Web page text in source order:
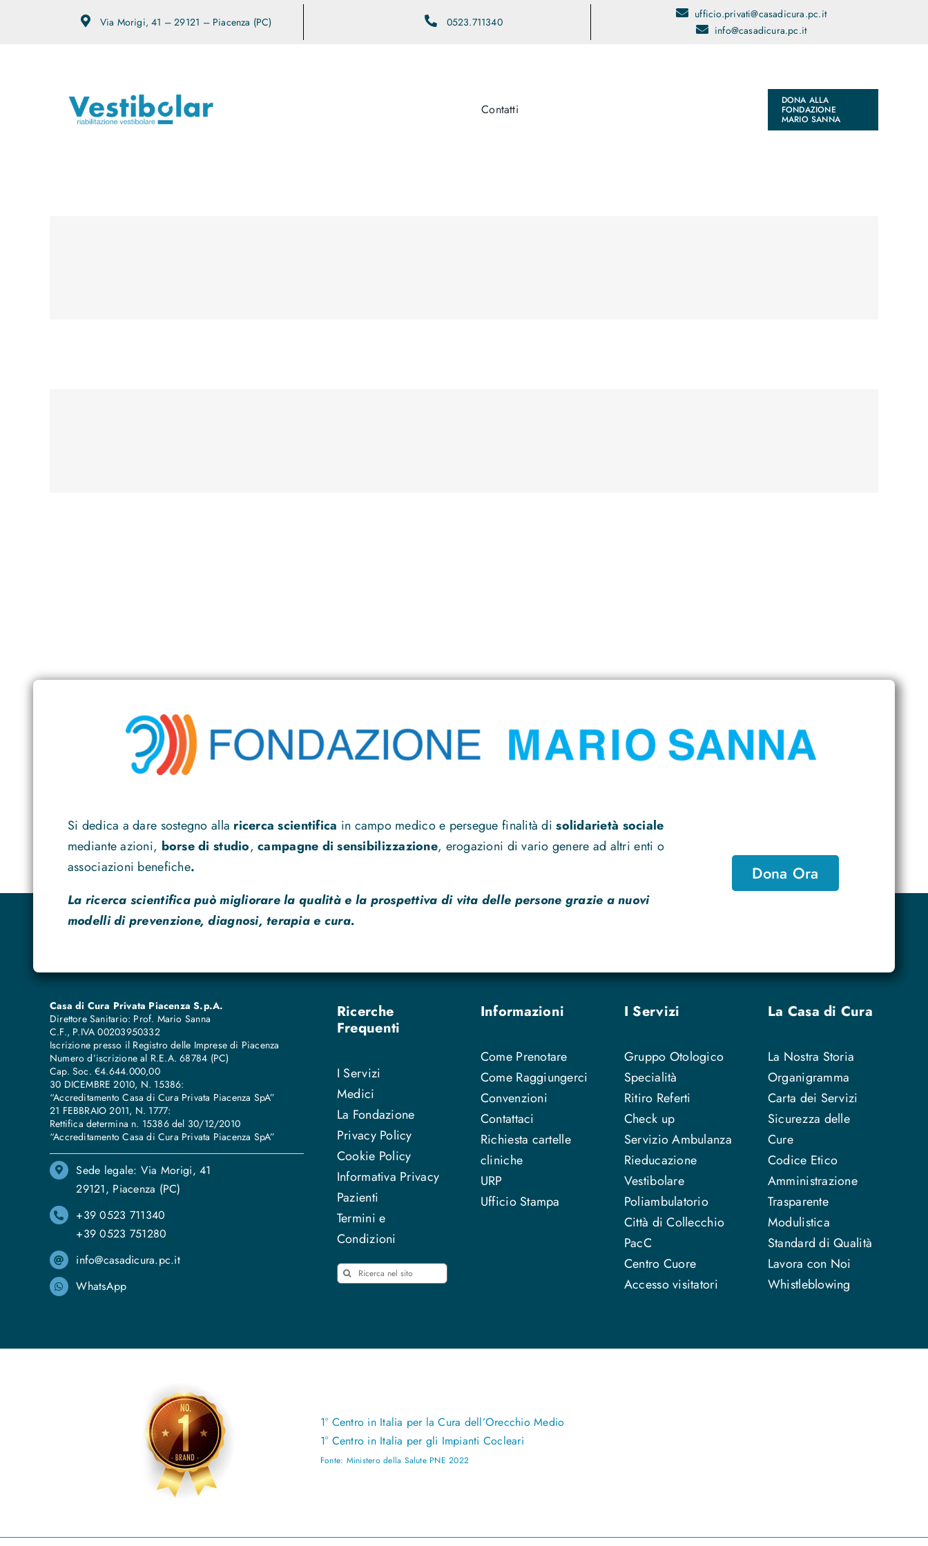
Via Morigi, 41 – 29121 – Piacenza (PC) 0523.711340
ufficio.privati@casadicura.pc.it
info@casadicura.pc.it
Contatti
DONA ALLA
FONDAZIONE
MARIO SANNA
Si dedica a dare sostegno alla ricerca scientifica in campo medico e persegue finalità disolidarietà sociale
mediante azioni, borse di studio,campagne di sensibilizzazione, erogazioni di vario genere ad altri enti o
associazioni benefiche.
La ricerca scientifica può migliorare la qualità e la prospettiva di vita delle persone grazie a nuovi
modelli di prevenzione, diagnosi, terapia e cura.
Dona Ora
Casa di Cura Privata Piacenza S.p.A.
Direttore Sanitario: Prof. Mario Sanna
C.F., P.IVA 00203950332
Iscrizione presso il Registro delle Imprese di Piacenza
Numero d’iscrizione al R.E.A. 68784 (PC)
Cap. Soc. €4.644.000,00
30 DICEMBRE 2010, N. 15386:
“Accreditamento Casa di Cura Privata Piacenza SpA”
21 FEBBRAIO 2011, N. 1777:
Rettifica determina n. 15386 del 30/12/2010
“Accreditamento Casa di Cura Privata Piacenza SpA”
Sede legale: Via Morigi, 41
29121, Piacenza (PC)
+39 0523 711340
+39 0523 751280
info@casadicura.pc.it
WhatsApp
Ricerche
Frequenti
I Servizi
Medici
La Fondazione
Privacy Policy
Cookie Policy
Informativa Privacy
Pazienti
Termini e
Condizioni
Cerca
Informazioni
Come Prenotare
Come Raggiungerci
Convenzioni
Contattaci
Richiesta cartelle
cliniche
URP
Ufficio Stampa
I Servizi
Gruppo Otologico
Specialità
Ritiro Referti
Check up
Servizio Ambulanza
Rieducazione
Vestibolare
Poliambulatorio
Città di Collecchio
PacC
Centro Cuore
Accesso visitatori
La Casa di Cura
La Nostra Storia
Organigramma
Carta dei Servizi
Sicurezza delle
Cure
Codice Etico
Amministrazione
Trasparente
Modulistica
Standard di Qualità
Lavora con Noi
Whistleblowing
1° Centro in Italia per la Cura dell’Orecchio Medio
1° Centro in Italia per gli Impianti Cocleari
Fonte: Ministero della Salute PNE 2022